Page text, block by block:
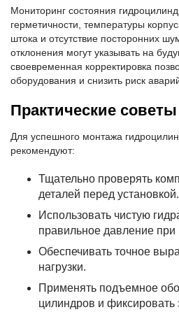
Мониторинг состояния
герметичности, температуры
штока и отсутствие посторонних
отклонения могут указывать на
своевременная корректировка
оборудования и снизить риск
Практические
Для успешного монтажа
рекомендуют:
Тщательно проверять
деталей перед установкой.
Использовать чистую
правильное давление при
Обеспечивать точное
нагрузки.
Применять подъемное
цилиндров и